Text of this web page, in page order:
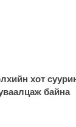
хот
байна